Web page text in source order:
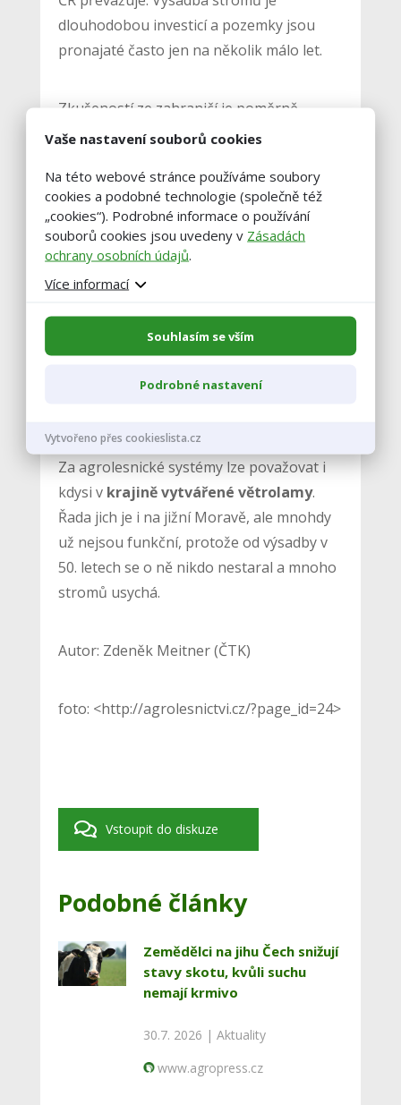
dlouhodobou investicí a pozemky jsou
pronajaté často jen na několik málo let.
Zkušeností ze zahraničí je poměrně
hodně, ale podle Martiníka jsou obtížně
jiné podmínky. Čerpat tak lze ze
zkušeností, které mají první čeští
zemědělci, kteří se do agrolesnictví pustili.
„Jedním z nich je Daniel Pitek, který
hospodaří pod Milešovkou. Naše fakulta
Hrušky. Na školním statku v Žabčicích i ve
školních lesích ve Křtinách chystáme také
založení výzkumně-demonstračních
Za agrolesnické systémy lze považovat i
kdysi v krajině vytvářené větrolamy.
Řada jich je i na jižní Moravě, ale mnohdy
už nejsou funkční, protože od výsadby v
50. letech se o ně nikdo nestaral a mnoho
stromů usychá.
Autor: Zdeněk Meitner (ČTK)
foto: <http://agrolesnictvi.cz/?page_id=24>
Vstoupit do diskuze
Podobné články
Zemědělci na jihu Čech snižují
stavy skotu, kvůli suchu
nemají krmivo
30.7. 2026 | Aktuality
www.agropress.cz
Vaše nastavení souborů cookies
Na této webové stránce používáme soubory
cookies a podobné technologie (společně též
„cookies“). Podrobné informace o používání
souborů cookies jsou uvedeny v Zásadách
ochrany osobních údajů.
Více informací
Souhlasím se vším
Podrobné nastavení
Vytvořeno přes cookieslista.cz